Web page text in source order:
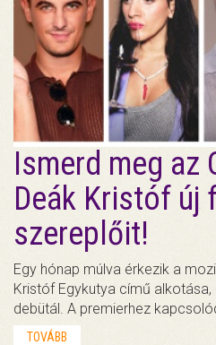
Ismerd meg az
Deák Kristóf új
szereplőit!
Egy hónap múlva érkezik a
Kristóf Egykutya című alkotása,
debütál. A premierhez
TOVÁBB